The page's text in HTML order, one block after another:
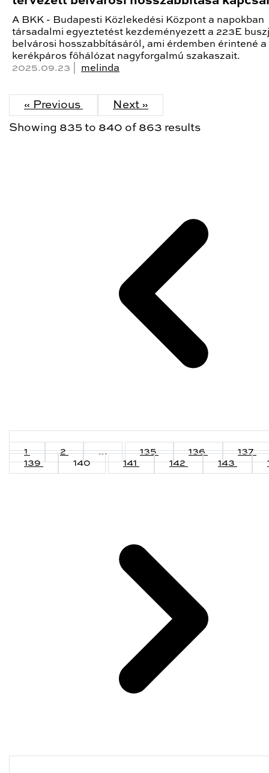
A BKK - Budapesti Közlekedési Központ a napokban
társadalmi egyeztetést kezdeményezett a 223E
belvárosi hosszabbításáról, ami érdemben érintené a
kerékpáros főhálózat nagyforgalmú szakaszait.
2025.09.23 | melinda
« Previous Next »
Showing 835 to 840 of 863 results
1 2 ... 135 136
137
139
140 141 142 143